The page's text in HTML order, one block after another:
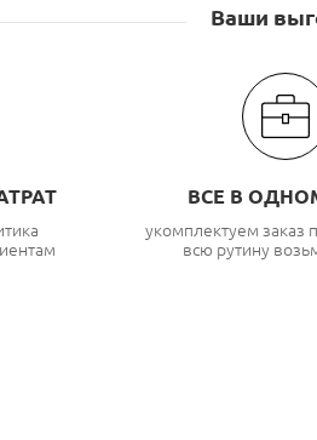
Ваши
ВСЕ В
укомплектуем заказ
всю рутину